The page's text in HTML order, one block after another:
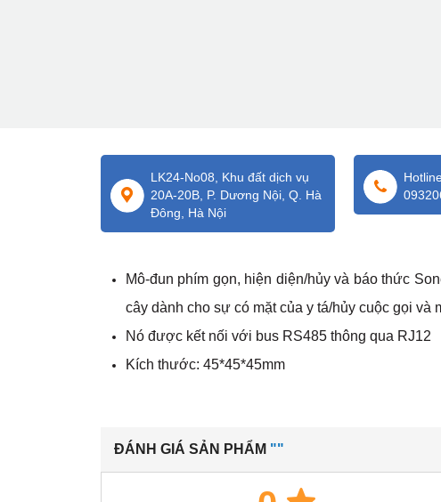
LK24-No08, Khu đất dịch vụ
20A-20B, P. Dương Nội, Q. Hà
Đông, Hà Nội
Mô-đun phím gọn, hiện diện/hủy và báo thức
cây dành cho sự có mặt của y tá/hủy cuộc gọi và
Nó được kết nối với bus RS485 thông qua RJ12
Kích thước: 45*45*45mm
ĐÁNH GIÁ SẢN PHẨM ""